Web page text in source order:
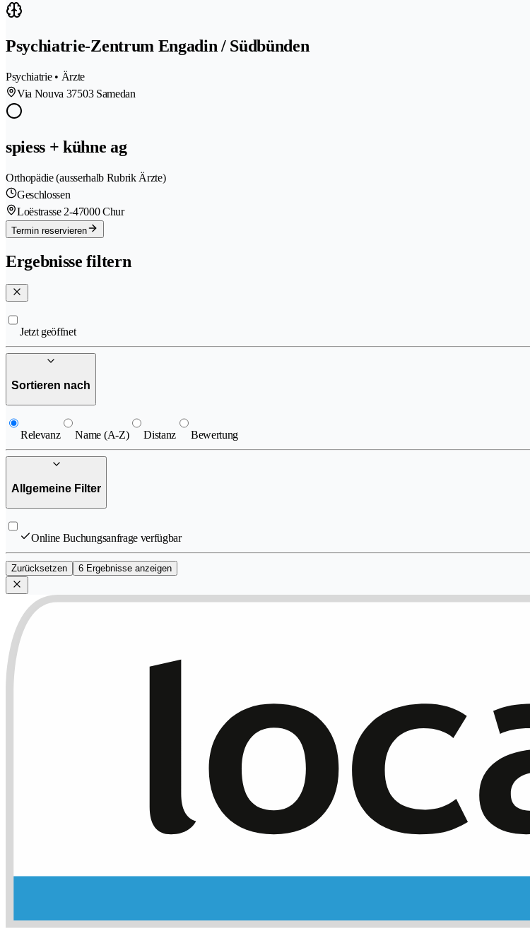
Psychiatrie-Zentrum Engadin / Südbünden
Psychiatrie • Ärzte
Via Nouva 37503 Samedan
spiess + kühne ag
Orthopädie (ausserhalb Rubrik Ärzte)
Geschlossen
Loëstrasse 2-47000 Chur
Termin reservieren
Ergebnisse filtern
Jetzt geöffnet
Sortieren nach
Relevanz Name (A-Z) Distanz Bewertung
Allgemeine Filter
Online Buchungsanfrage verfügbar
Zurücksetzen 6 Ergebnisse anzeigen